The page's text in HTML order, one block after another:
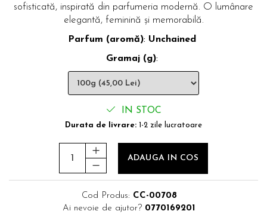
sofisticată, inspirată din parfumeria modernă. O lumânare
elegantă, feminină și memorabilă.
Parfum (aromă): Unchained
Gramaj (g):
IN STOC
Durata de livrare: 1-2 zile lucratoare
ADAUGA IN COS
Cod Produs: CC-00708
Ai nevoie de ajutor? 0770169201